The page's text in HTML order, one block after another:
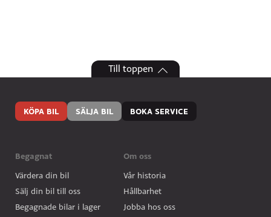
Till toppen
Begagnat
Värdera din bil
Sälj din bil till oss
Begagnade bilar i lager
Om oss
Vår historia
Hållbarhet
Jobba hos oss
KÖPA BIL SÄLJA BIL BOKA SERVICE